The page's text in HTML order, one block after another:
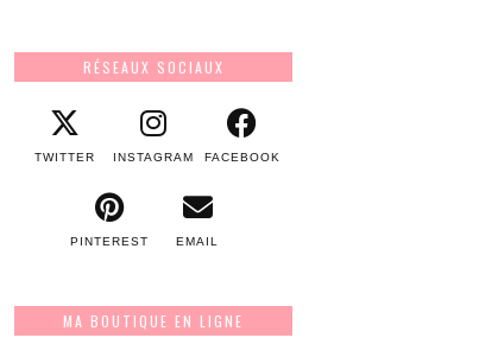
RÉSEAUX SOCIAUX
TWITTER INSTAGRAM FACEBOOK
PINTEREST EMAIL
MA BOUTIQUE EN LIGNE